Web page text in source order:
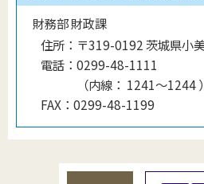
財務部 財政課
住所： 〒319-0192 茨城県小
電話： 0299-48-1111
（内線 ： 1241〜1244）
FAX： 0299-48-1199